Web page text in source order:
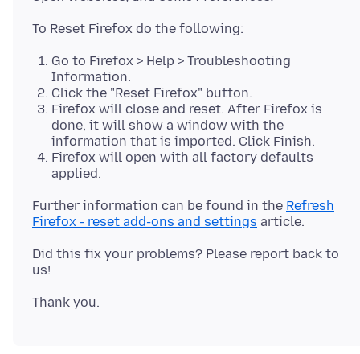
Go to Firefox > Help > Troubleshooting
Information.
Click the "Reset Firefox" button.
Firefox will close and reset. After Firefox is
done, it will show a window with the
information that is imported. Click Finish.
Firefox will open with all factory defaults
applied.
Further information can be found in the Refresh
Firefox - reset add-ons and settings
Did this fix your problems? Please report back to